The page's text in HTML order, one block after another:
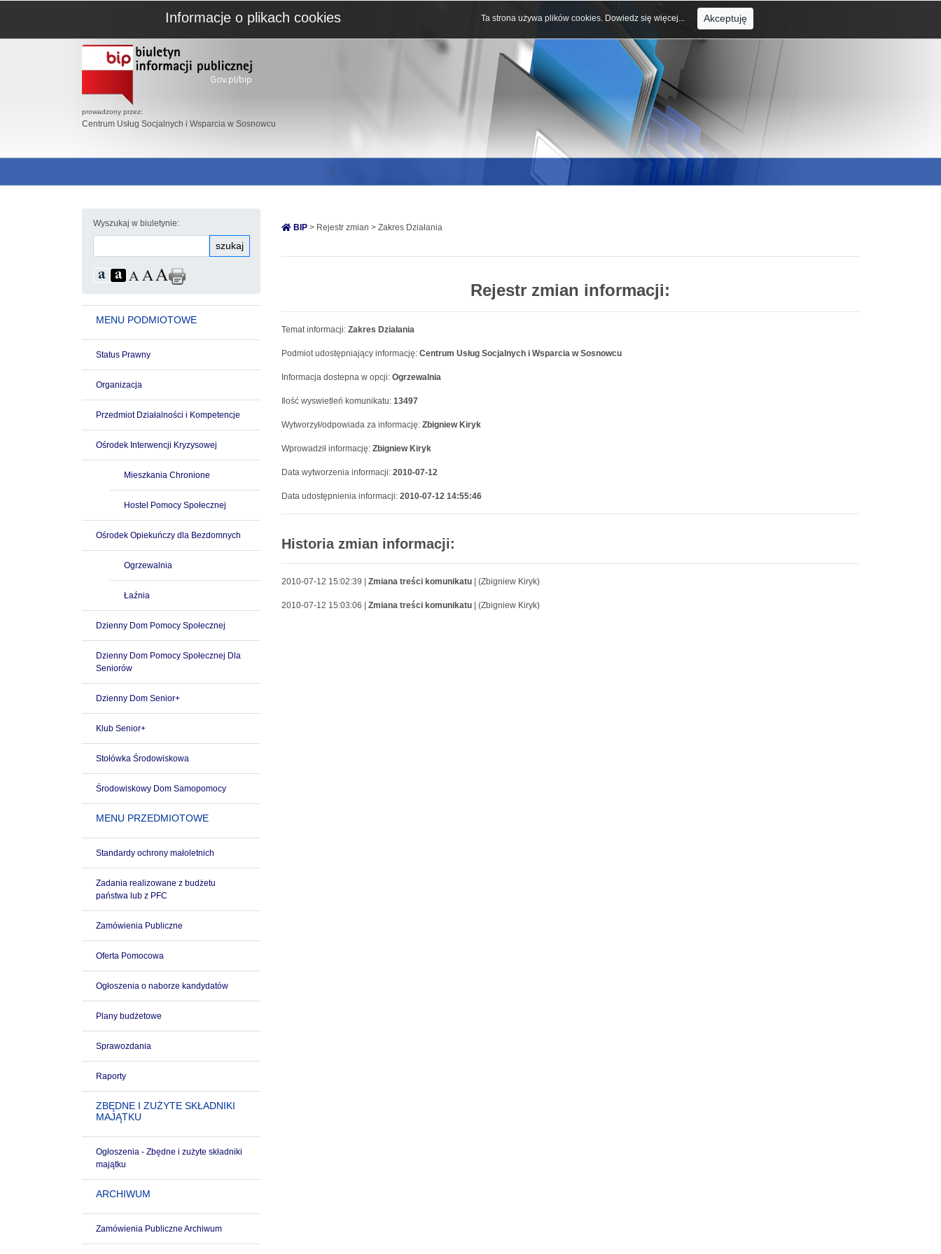
prowadzony przez:
Centrum Usług Socjalnych i Wsparcia w Sosnowcu
Wyszukaj w biuletynie:
szukaj
MENU PODMIOTOWE
Status Prawny
Organizacja
Przedmiot Działalności i Kompetencje
Ośrodek Interwencji Kryzysowej
Mieszkania Chronione
Hostel Pomocy Społecznej
Ośrodek Opiekuńczy dla Bezdomnych
Ogrzewalnia
Łaźnia
Dzienny Dom Pomocy Społecznej
Dzienny Dom Pomocy Społecznej Dla
Seniorów
Dzienny Dom Senior+
Klub Senior+
Stołówka Środowiskowa
Środowiskowy Dom Samopomocy
MENU PRZEDMIOTOWE
Standardy ochrony małoletnich
Zadania realizowane z budżetu
państwa lub z PFC
Zamówienia Publiczne
Oferta Pomocowa
Ogłoszenia o naborze kandydatów
Plany budżetowe
Sprawozdania
Raporty
ZBĘDNE I ZUŻYTE SKŁADNIKI
MAJĄTKU
Ogłoszenia - Zbędne i zużyte składniki
majątku
ARCHIWUM
Zamówienia Publiczne Archiwum
BIP > Rejestr zmian > Zakres Działania
Rejestr zmian informacji:
Temat informacji: Zakres Działania
Podmiot udostępniający informację: Centrum Usług Socjalnych i Wsparcia w Sosnowcu
Informacja dostepna w opcji: Ogrzewalnia
Ilość wyswietleń komunikatu: 13497
Wytworzył/odpowiada za informację: Zbigniew Kiryk
Wprowadził informację: Zbigniew Kiryk
Data wytworzenia informacji: 2010-07-12
Data udostępnienia informacji: 2010-07-12 14:55:46
Historia zmian informacji:
2010-07-12 15:02:39 | Zmiana treści komunikatu | (Zbigniew Kiryk)
2010-07-12 15:03:06 | Zmiana treści komunikatu | (Zbigniew Kiryk)
Informacje o plikach cookies Ta strona używa plików cookies. Dowiedz się więcej... Akceptuję